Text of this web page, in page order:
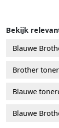
Bekijk
Blauwe
Brother
Blauwe
Blauwe